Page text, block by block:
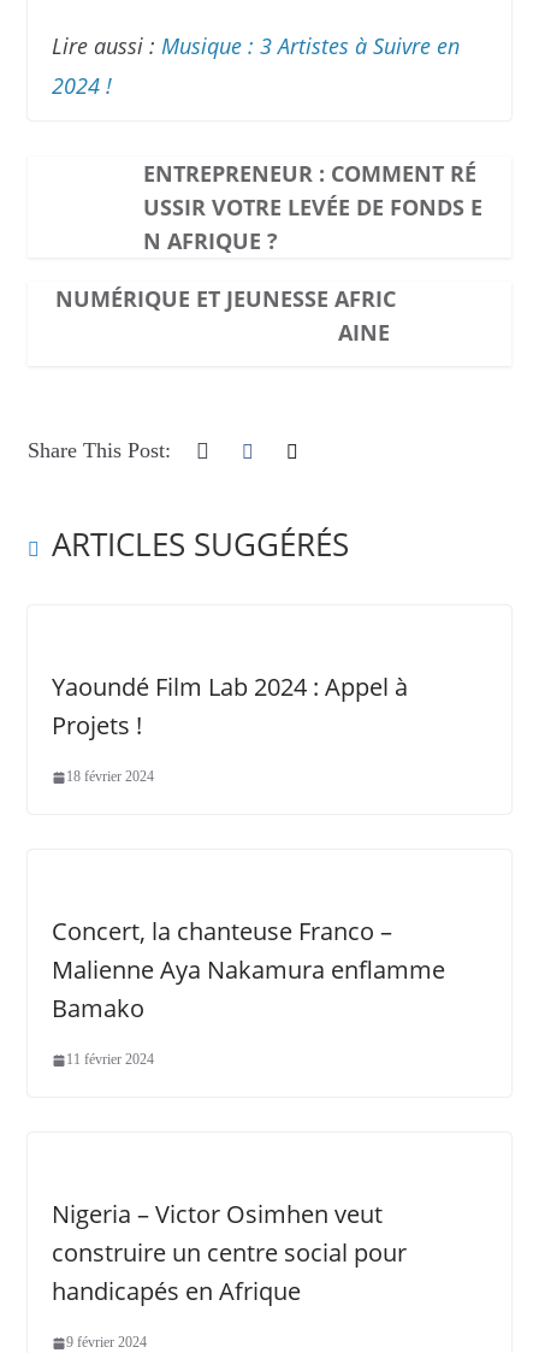
Lire aussi : Musique : 3 Artistes à Suivre en
2024 !
ENTREPRENEUR : COMMENT RÉ
USSIR VOTRE LEVÉE DE FONDS E
N AFRIQUE ?
NUMÉRIQUE ET JEUNESSE AFRIC
AINE
Share This Post:
ARTICLES SUGGÉRÉS
Yaoundé Film Lab 2024 : Appel à
Projets !
18 février 2024
Concert, la chanteuse Franco –
Malienne Aya Nakamura enflamme
Bamako
11 février 2024
Nigeria – Victor Osimhen veut
construire un centre social pour
handicapés en Afrique
9 février 2024